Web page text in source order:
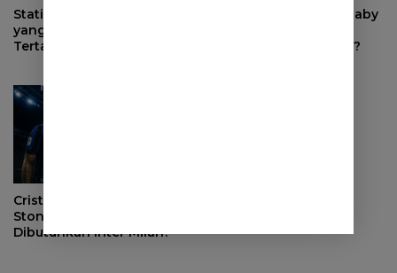
Statistik Moussa Diaby
yang Membuat Inter Milan
Tertarik Merekrutnya
Bagaimana Moussa Diaby
Permainan Inter Milan?
Cristian Romero vs John
Stones, Siapa yang Lebih
Dibutuhkan Inter Milan?